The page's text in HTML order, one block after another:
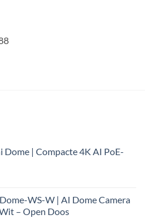
| Compacte 4K AI PoE-
WS-W | AI Dome Camera
– Open Doos